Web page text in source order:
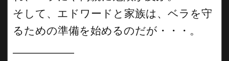
そして、エドワードと家族は、ベラを守
るための準備を始めるのだが・・・。